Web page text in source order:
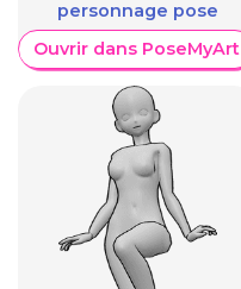
personnage pose
Ouvrir dans PoseMyArt